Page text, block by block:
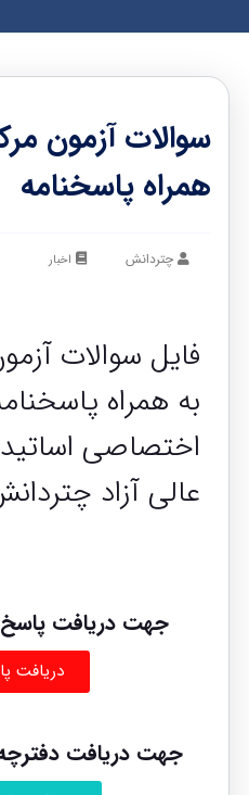
همراه پاسخنامه
چتردانش اخبار
به همراه
اختصاصی
عالی آزاد
جهت دریافت پاسخ
دریافت
جهت دریافت